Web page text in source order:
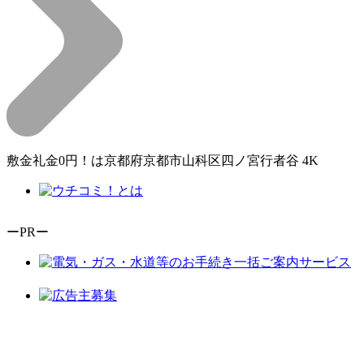
敷金礼金0円！は京都府京都市山科区四ノ宮行者谷 4K
ーPRー